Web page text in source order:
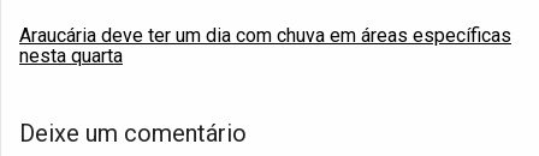
Araucária deve ter um dia com chuva em áreas específicas
nesta quarta
Deixe um comentário